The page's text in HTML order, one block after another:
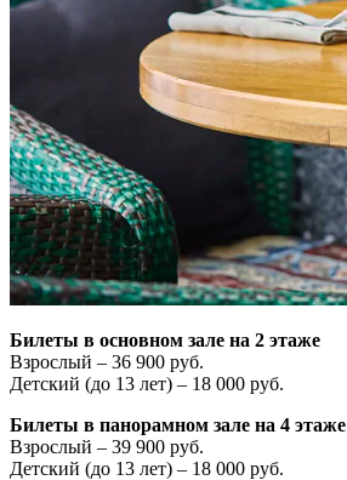
Билеты в основном зале на 2 этаже
Взрослый – 36 900 руб.
Детский (до 13 лет) – 18 000 руб.
Билеты в панорамном зале на 4 этаже
Взрослый – 39 900 руб.
Детский (до 13 лет) – 18 000 руб.